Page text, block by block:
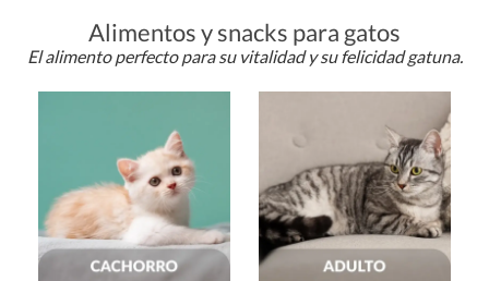
Alimentos y snacks para gatos
El alimento perfecto para su vitalidad y su felicidad gatuna.